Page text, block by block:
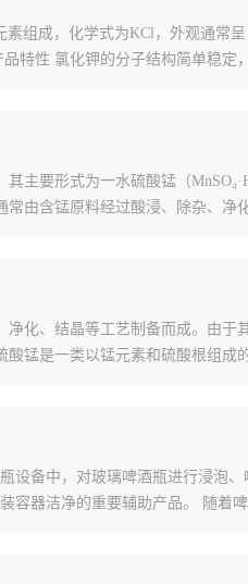
组成，化学式为KCl，外观通常
特性 氯化钾的分子结构简单稳定
主要形式为一水硫酸锰（
由含锰原料经过酸浸、除杂、净
化、结晶等工艺制备而成。由
锰是一类以锰元素和硫酸根组成
备中，对玻璃啤酒瓶进行浸泡
容器洁净的重要辅助产品。 随着